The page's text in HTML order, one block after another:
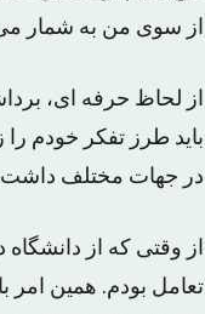
از سوی من به شمار
از لحاظ حرفه ای،
باید طرز تفکر خودم
در جهات مختلف
از وقتی که از
تعامل بودم. همین امر